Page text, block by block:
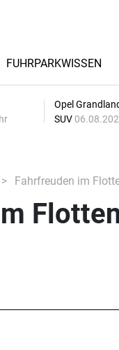
FUHRPARKWISSEN
Opel
SUV
Fahrfreuden im